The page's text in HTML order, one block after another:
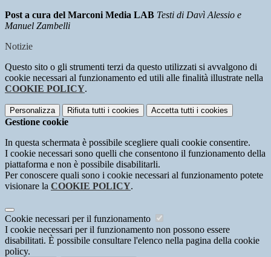
Post a cura del Marconi Media LAB Testi di Davì Alessio e
Manuel Zambelli
Notizie
Questo sito o gli strumenti terzi da questo utilizzati si avvalgono di
cookie necessari al funzionamento ed utili alle finalità illustrate nella
COOKIE POLICY.
Personalizza Rifiuta tutti i cookies Accetta tutti i cookies
Gestione cookie
In questa schermata è possibile scegliere quali cookie consentire.
I cookie necessari sono quelli che consentono il funzionamento della
piattaforma e non è possibile disabilitarli.
Per conoscere quali sono i cookie necessari al funzionamento potete
visionare la COOKIE POLICY.
Cookie necessari per il funzionamento
I cookie necessari per il funzionamento non possono essere
disabilitati. È possibile consultare l'elenco nella pagina della cookie
policy.